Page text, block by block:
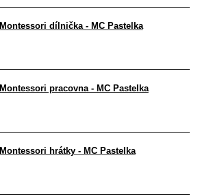
Montessori dílnička - MC Pastelka
Montessori pracovna - MC Pastelka
Montessori hrátky - MC Pastelka